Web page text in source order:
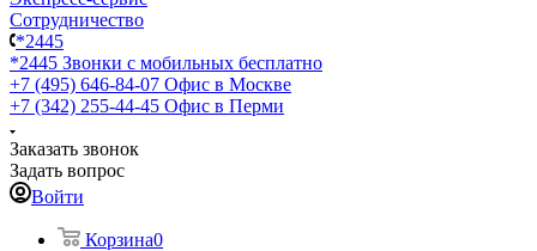
Сотрудничество
*2445
*2445 Звонки с мобильных бесплатно
+7 (495) 646-84-07 Офис в Москве
+7 (342) 255-44-45 Офис в Перми
Заказать звонок
Задать вопрос
Войти
Корзина0